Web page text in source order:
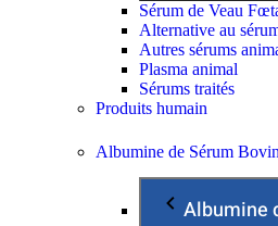
Sérum de Veau
Alternative au
Autres sérums
Plasma animal
Sérums traités
Produits humain
Albumine de Sérum Bovin
Albumine